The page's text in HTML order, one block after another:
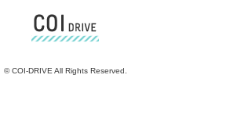
©COI-DRIVE All Rights Reserved.